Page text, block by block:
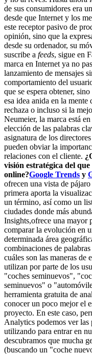
de sus consumidores era
desde que Internet y los
este receptor pasivo de
opinión, sino que la
desde su ordenador, su
suscribe a feeds, sigue en
marca en Internet ya no
lanzamiento de mensajes
comportamiento del
que se espera obtener,
esa idea anida en la
rechaza o incluso si la
Neumeier, la marca está
elección de las palabras
asignatura de los
pueden obviar la
relaciones con el cliente.
visión estratégica del
online?Google Trends y
ofrecen una vista de
primera aporta la
un término, así como un
ciudades donde más
Insights,ofrece una mayor
comparar la evolución en
determinada área
combinaciones de
cuáles son las maneras de
utilizan por parte de los
"coches seminuevos",
seminuevos" o
herramienta gratuita de
conocer un poco mejor el
proyecto. En este caso,
Analytics podemos ver las
utilizando para entrar en
descubramos que mucha
(buscando un "coche